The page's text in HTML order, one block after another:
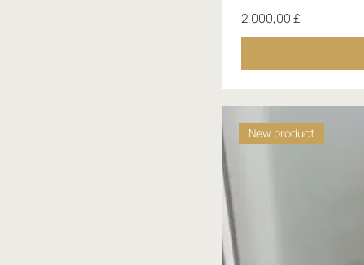
Preis
2.000,00 £
New product